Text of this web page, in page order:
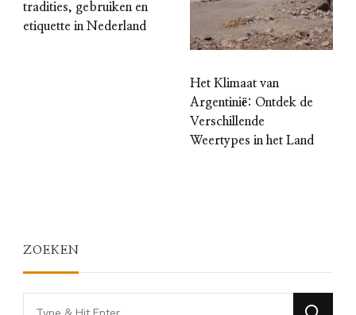
tradities, gebruiken en
etiquette in Nederland
Het Klimaat van
Argentinië: Ontdek de
Verschillende
Weertypes in het Land
ZOEKEN
Looking